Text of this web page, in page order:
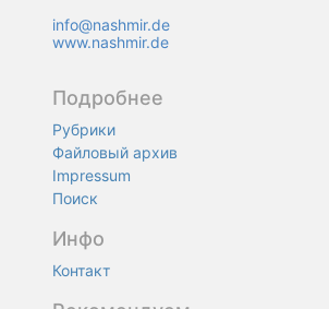
info@nashmir.de
www.nashmir.de
Подробнее
Рубрики
Файловый архив
Impressum
Поиск
Инфо
Контакт